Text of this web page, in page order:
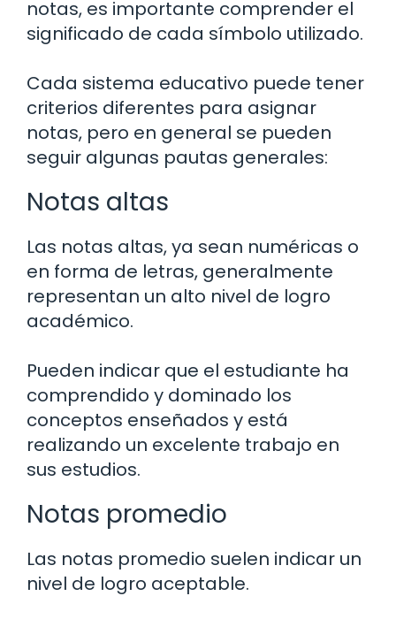
notas, es importante comprender el
significado de cada símbolo utilizado.
Cada sistema educativo puede tener
criterios diferentes para asignar
notas, pero en general se pueden
seguir algunas pautas generales:
Notas altas
Las notas altas, ya sean numéricas o
en forma de letras, generalmente
representan un alto nivel de logro
académico.
Pueden indicar que el estudiante ha
comprendido y dominado los
conceptos enseñados y está
realizando un excelente trabajo en
sus estudios.
Notas promedio
Las notas promedio suelen indicar un
nivel de logro aceptable.